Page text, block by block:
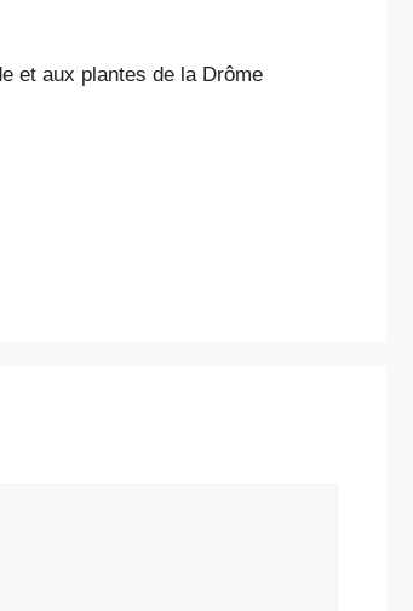
et aux plantes de la Drôme